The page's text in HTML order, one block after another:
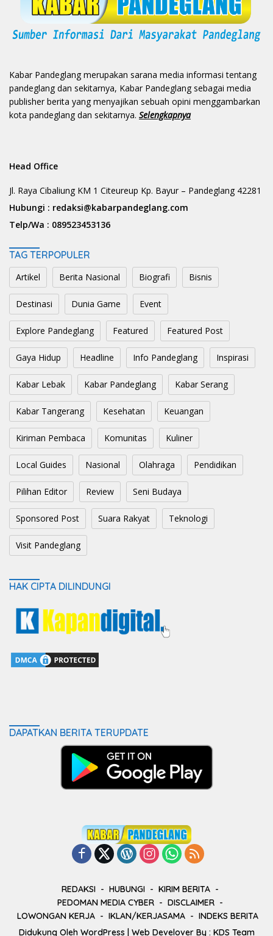
Kabar Pandeglang merupakan sarana media informasi tentang
pandeglang dan sekitarnya, Kabar Pandeglang sebagai media
publisher berita yang menyajikan sebuah opini menggambarkan
kota pandeglang dan sekitarnya. Selengkapnya
Head Office
Jl. Raya Cibaliung KM 1 Citeureup Kp. Bayur – Pandeglang 42281
Hubungi : redaksi@kabarpandeglang.com
Telp/Wa : 089523453136
TAG TERPOPULER
Artikel Berita Nasional Biografi Bisnis
Destinasi Dunia Game Event
Explore Pandeglang Featured Featured Post
Gaya Hidup Headline Info Pandeglang Inspirasi
Kabar Lebak Kabar Pandeglang Kabar Serang
Kabar Tangerang Kesehatan Keuangan
Kiriman Pembaca Komunitas Kuliner
Local Guides Nasional Olahraga Pendidikan
Pilihan Editor Review Seni Budaya
Sponsored Post Suara Rakyat Teknologi
Visit Pandeglang
HAK CIPTA DILINDUNGI
DAPATKAN BERITA TERUPDATE
REDAKSI HUBUNGI
KIRIM BERITA
PEDOMAN MEDIA CYBER
DISCLAIMER
LOWONGAN KERJA
IKLAN/KERJASAMA
INDEKS BERITA
Didukung Oleh WordPress | Web Develover By : KDS Team